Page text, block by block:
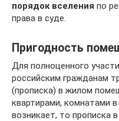
порядок вселения по
права в суде.
Пригодность
Для полноценного
российским гражданам
(прописка) в жилом
квартирами, комнатами
возникает, то прописка